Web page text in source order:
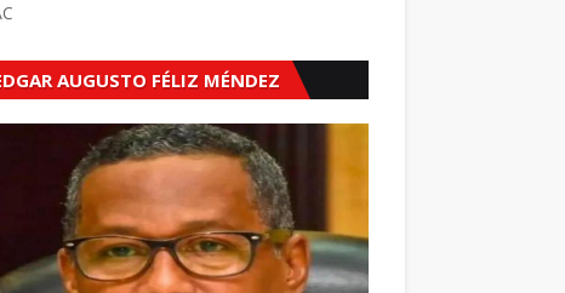
AUGUSTO FÉLIZ MÉNDEZ